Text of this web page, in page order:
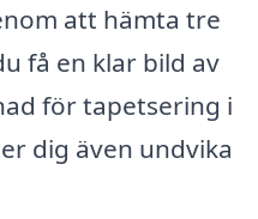
att hämta tre
få en klar bild av
för tapetsering i
dig även undvika